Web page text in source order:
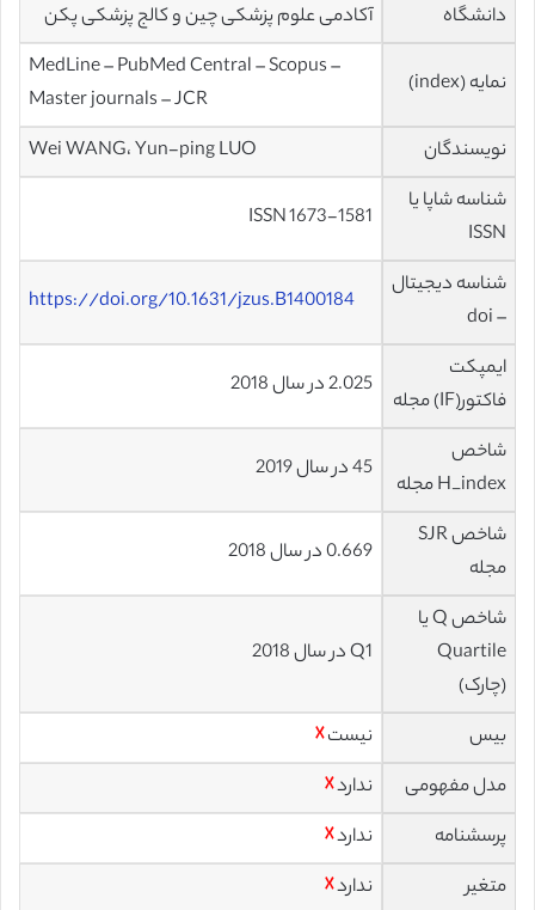
دانشگاه
آکادمی علوم پزشکی چین و کالج پزشکی پکن
نمایه (index)
MedLine – PubMed Central – Scopus –
Master journals – JCR
نویسندگان
Wei WANG، Yun-ping LUO
شناسه شاپا یا
ISSN
ISSN 1673-1581
شناسه دیجیتال
– doi
https://doi.org/10.1631/jzus.B1400184
ایمپکت
فاکتور(IF) مجله
2.025 در سال 2018
شاخص
H_index مجله
45 در سال 2019
شاخص SJR
مجله
0.669 در سال 2018
شاخص Q یا
Quartile
(چارک)
Q1 در سال 2018
بیس نیست☓
مدل مفهومی
ندارد☓
پرسشنامه
ندارد☓
متغیر
ندارد☓